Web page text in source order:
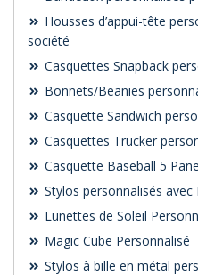
Housses d’appui-tête
société
Casquettes Snapback
Bonnets/Beanies
Casquette Sandwich
Casquettes Trucker
Casquette Baseball 5
Stylos personnalisés avec
Lunettes de Soleil
Magic Cube Personnalisé
Stylos à bille en métal